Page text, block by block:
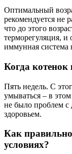
Оптимальный
рекомендуется не
что до этого
терморегуляция, и
иммунная система
Когда котенок
Пять недель. С
умываться – в
не было проблем с
здоровьем.
Как
условиях?